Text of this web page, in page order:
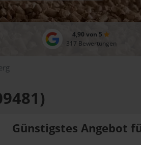
4,90 von 5
317 Bewertungen
Günstigstes Angebot